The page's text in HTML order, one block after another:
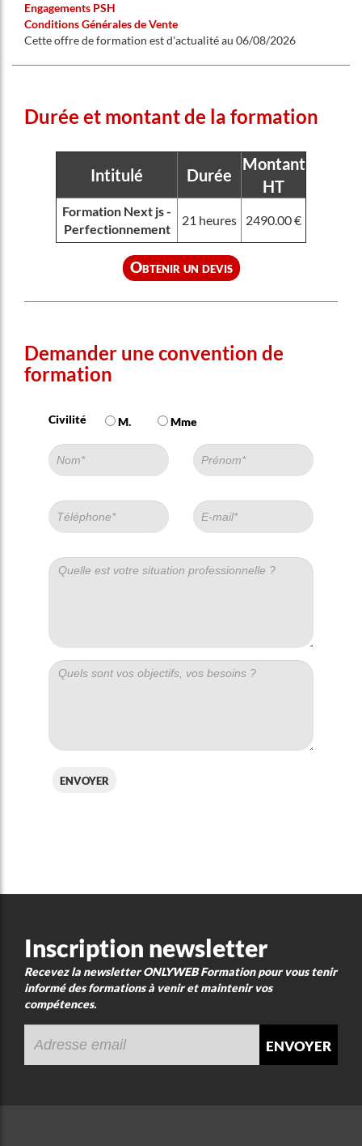
Engagements PSH
Conditions Générales de Vente
Cette offre de formation est d'actualité au 06/08/2026
Durée et montant de la formation
Intitulé Durée
Montant
HT
Formation Next js -
Perfectionnement
21 heures 2490.00 €
Obtenir un devis
Demander une convention de
formation
Civilité M. Mme
envoyer
Inscription newsletter
Recevez la newsletter ONLYWEB Formation pour vous tenir
informé des formations à venir et maintenir vos
compétences.
envoyer